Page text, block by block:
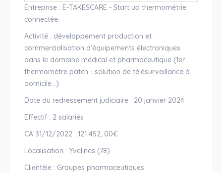
Entreprise : E-TAKESCARE - Start up thermométrie
connectée
Activité : développement production et
commercialisation d'équipements électroniques
dans le domaine médical et pharmaceutique (1er
thermomètre patch - solution de télésurveillance à
domicile...)
Date du redressement judiciaire : 20 janvier 2024
Effectif : 2 salariés
CA 31/12/2022 : 121 452, 00€
Localisation : Yvelines (78)
Clientèle : Groupes pharmaceutiques